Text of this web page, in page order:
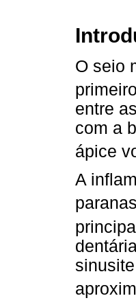
O seio
entre
com a
ápice
A